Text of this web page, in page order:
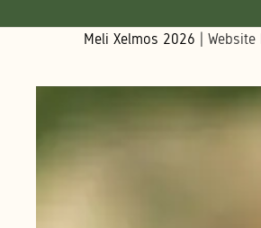
Meli Xelmos 2026 |